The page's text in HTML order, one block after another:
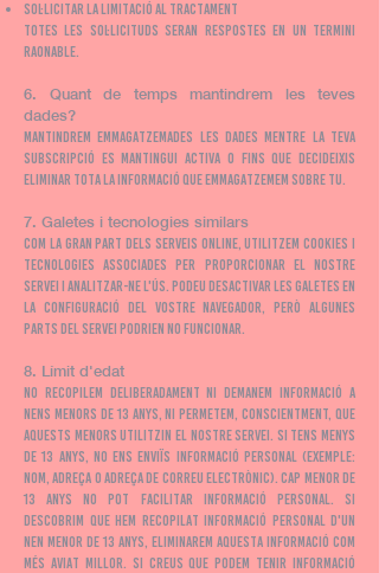
Sol·licitar la limitació al tractament
Totes les sol·licituds seran respostes en un termini
raonable.
6. Quant de temps mantindrem les teves
dades?
Mantindrem emmagatzemades les dades mentre la teva
subscripció es mantingui activa o fins que decideixis
eliminar tota la informació que emmagatzemem sobre tu.
7. Galetes i tecnologies similars
Com la gran part dels serveis online, utilitzem cookies i
tecnologies associades per proporcionar el nostre
servei i analitzar-ne l'ús. Podeu desactivar les galetes en
la configuració del vostre navegador, però algunes
parts del Servei podrien no funcionar.
8. Límit d'edat
No recopilem deliberadament ni demanem informació a
nens menors de 13 anys, ni permetem, conscientment, que
aquests menors utilitzin el nostre servei. Si tens menys
de 13 anys, no ens enviïs informació personal (exemple:
nom, adreça o adreça de correu electrònic). Cap menor de
13 anys no pot facilitar informació personal. Si
descobrim que hem recopilat informació personal d'un
nen menor de 13 anys, eliminarem aquesta informació com
més aviat millor. Si creus que podem tenir informació